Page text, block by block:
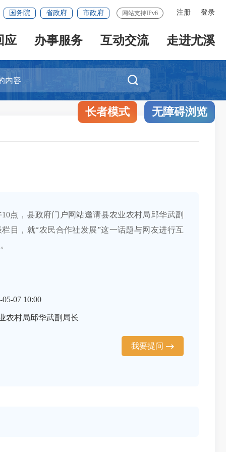
注册 登录
国务院 省政府 市政府 网站支持IPv6
应 办事服务 互动交流 走进尤溪

长者模式 无障碍浏览
10点，县政府门户网站邀请县农业农村局邱华武副
目，就“农民合作社发展”这一话题与网友进行互
07 10:00
村局邱华武副局长
我要提问